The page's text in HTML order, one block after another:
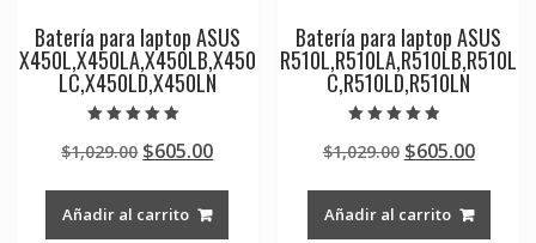
Batería para laptop ASUS
X450L,X450LA,X450LB,X450
LC,X450LD,X450LN
5.00
de 5
$1,029.00 Original
was:
$1,029.00.
$605.00Current
Añadir al carrito
Batería para laptop ASUS
R510L,R510LA,R510LB,R510L
C,R510LD,R510LN
4.50
de 5
$1,029.00 Original
was:
$1,029.00.
$605.00
Añadir al carrito